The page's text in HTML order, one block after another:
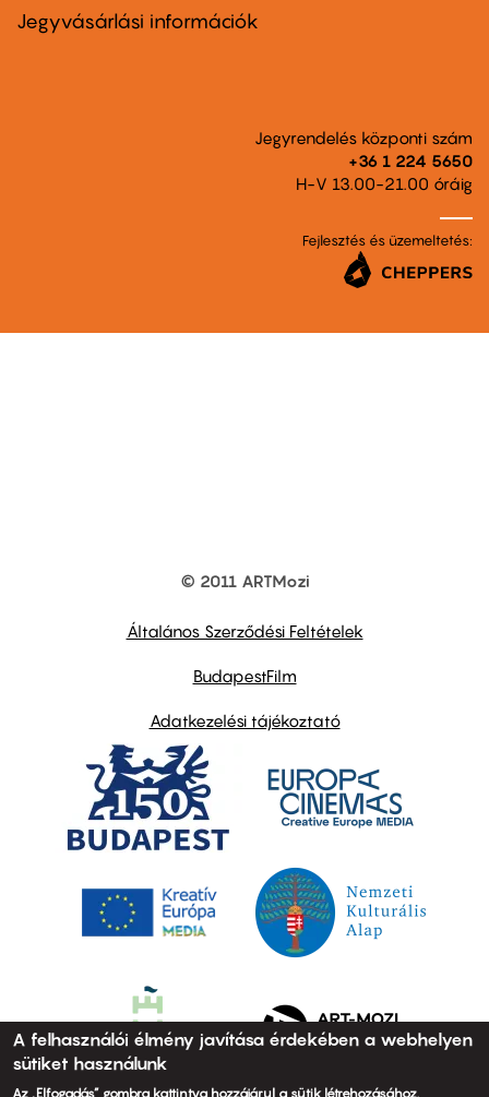
second
Jegyvásárlási információk
Jegyrendelés központi szám
+36 1 224 5650
H-V 13.00-21.00 óráig
Fejlesztés és üzemeltetés:
© 2011 ARTMozi
Általános Szerződési Feltételek
BudapestFilm
Adatkezelési tájékoztató
A felhasználói élmény javítása érdekében a webhelyen
sütiket használunk
Az „Elfogadás” gombra kattintva hozzájárul a sütik létrehozásához.